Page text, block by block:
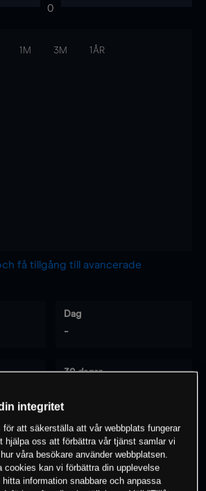
0
1M 3M 1ÅR
få tillgång till avancerade
Dag
-
30 dagar
har en position i detta
integritet
att säkerställa att vår webbplats fungerar
hjälpa oss att förbättra vår tjänst samlar vi
våra besökare använder webbplatsen.
cookies kan vi förbättra din upplevelse
information snabbare och anpassa